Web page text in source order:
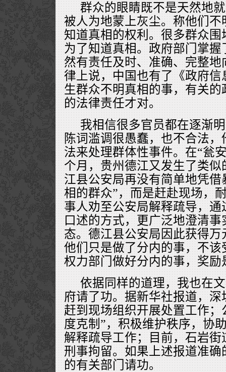
群众的眼睛既不是天然地
被人为地蒙上灰尘。称他们
知道真相的权利。很多群众
为了知道真相。政府部门掌
然有责任及时、准确、完整
律上说，中国也有了《政府
生群众不明真相的事，有关
的法律责任才对。
我相信很多官员都在逐渐
陈词滥调很愚蠢，也不合法
法来处理群体性事件。在“瓮
个月，贵州德江又发生了类
江县公安局再没有简单地凭借
相的群众”，而是赶赴现场，
事人劝至公安局解释疏导，
口述的方式，更广泛地澄清
态。德江县公安局因此获得
他们只是做了分内的事，不
权力部门做好分内的事，奖励
依据同样的道理，我也在
府请了功。据新华社报道，
赶到现场组织开展处置工作；
度克制”，积极维护秩序，协
解释疏导工作；目前，石岩
刑事拘留。如果上述报道准
的有关部门请功。